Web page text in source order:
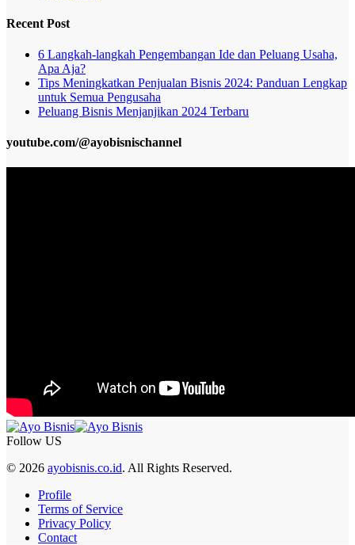
Recent Post
6 Langkah-langkah Pengembangan Ide dan Peluang Usaha,
Apa Aja?
Tips Meningkatkan Penjualan Bisnis 2024: Panduan Lengkap
untuk Semua Pengusaha
Peluang Bisnis Menjanjikan 2024 Terbaru
youtube.com/@ayobisnischannel
Follow US
© 2026 ayobisnis.co.id. All Rights Reserved.
Profile
Terms of Service
Privacy Policy
Contact